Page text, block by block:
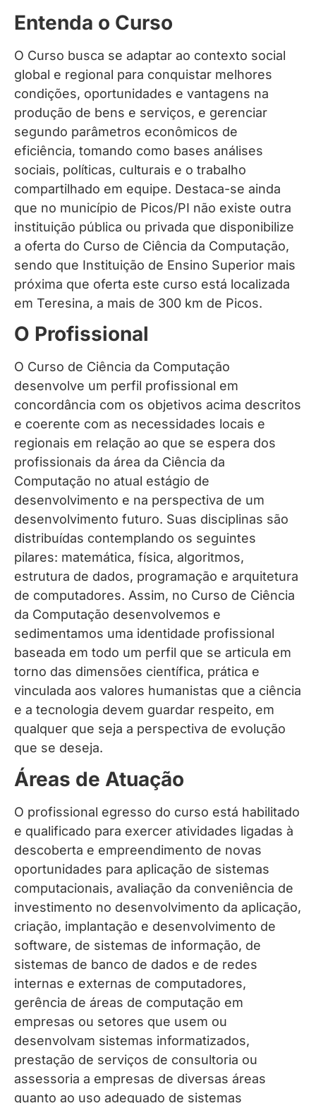
Entenda o Curso
O Curso busca se adaptar ao contexto social
global e regional para conquistar melhores
condições, oportunidades e vantagens na
produção de bens e serviços, e gerenciar
segundo parâmetros econômicos de
eficiência, tomando como bases análises
sociais, políticas, culturais e o trabalho
compartilhado em equipe. Destaca-se ainda
que no município de Picos/PI não existe outra
instituição pública ou privada que disponibilize
a oferta do Curso de Ciência da Computação,
sendo que Instituição de Ensino Superior mais
próxima que oferta este curso está localizada
em Teresina, a mais de 300 km de Picos.
O Profissional
O Curso de Ciência da Computação
desenvolve um perfil profissional em
concordância com os objetivos acima descritos
e coerente com as necessidades locais e
regionais em relação ao que se espera dos
profissionais da área da Ciência da
Computação no atual estágio de
desenvolvimento e na perspectiva de um
desenvolvimento futuro. Suas disciplinas são
distribuídas contemplando os seguintes
pilares: matemática, física, algoritmos,
estrutura de dados, programação e arquitetura
de computadores. Assim, no Curso de Ciência
da Computação desenvolvemos e
sedimentamos uma identidade profissional
baseada em todo um perfil que se articula em
torno das dimensões científica, prática e
vinculada aos valores humanistas que a ciência
e a tecnologia devem guardar respeito, em
qualquer que seja a perspectiva de evolução
que se deseja.
Áreas de Atuação
O profissional egresso do curso está habilitado
e qualificado para exercer atividades ligadas à
descoberta e empreendimento de novas
oportunidades para aplicação de sistemas
computacionais, avaliação da conveniência de
investimento no desenvolvimento da aplicação,
criação, implantação e desenvolvimento de
software, de sistemas de informação, de
sistemas de banco de dados e de redes
internas e externas de computadores,
gerência de áreas de computação em
empresas ou setores que usem ou
desenvolvam sistemas informatizados,
prestação de serviços de consultoria ou
assessoria a empresas de diversas áreas
quanto ao uso adequado de sistemas